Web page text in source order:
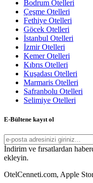
Bodrum Otelleri
Çeşme Otelleri
Fethiye Otelleri
Göcek Otelleri
İstanbul Otelleri
İzmir Otelleri
Kemer Otelleri
Kıbrıs Otelleri
Kuşadası Otelleri
Marmaris Otelleri
Safranbolu Otelleri
Selimiye Otelleri
E-Bültene kayıt ol
İndirim ve fırsatlardan
ekleyin.
OtelCenneti.com, Apple